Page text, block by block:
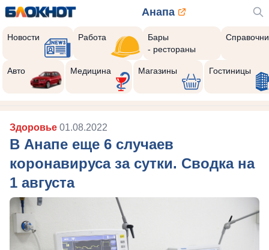
Анапа
Новости Работа
Бары
- рестораны
Авто Медицина Магазины Гостиницы
Здоровье 01.08.2022
В Анапе еще 6 случаев
коронавируса за сутки. Сводка на
1 августа